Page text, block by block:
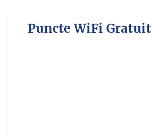
Puncte WiFi Gratuit